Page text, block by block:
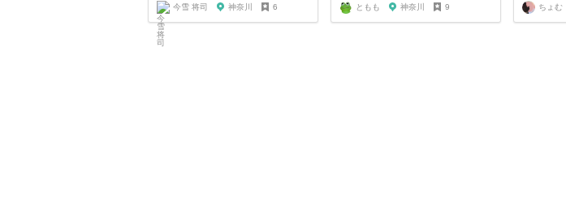
今雪 将司 神奈川 6 ともも 神奈川 9 ちょむ